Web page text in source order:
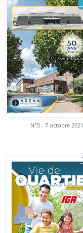
N°5 - 7 octobre 2021